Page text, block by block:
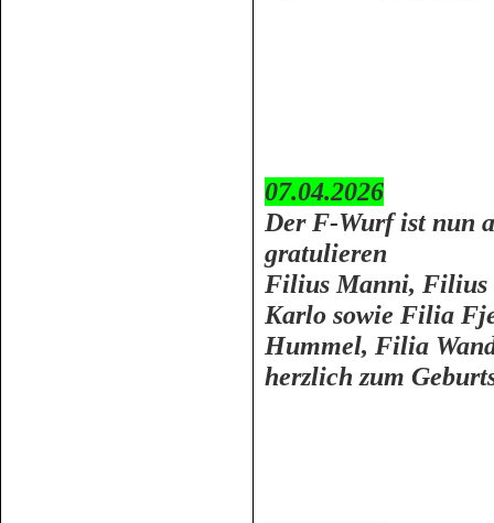
07.04.2026
Der F-Wurf ist nun
gratulieren
Filius Manni, Filius
Karlo sowie Filia
Hummel, Filia
herzlich zum